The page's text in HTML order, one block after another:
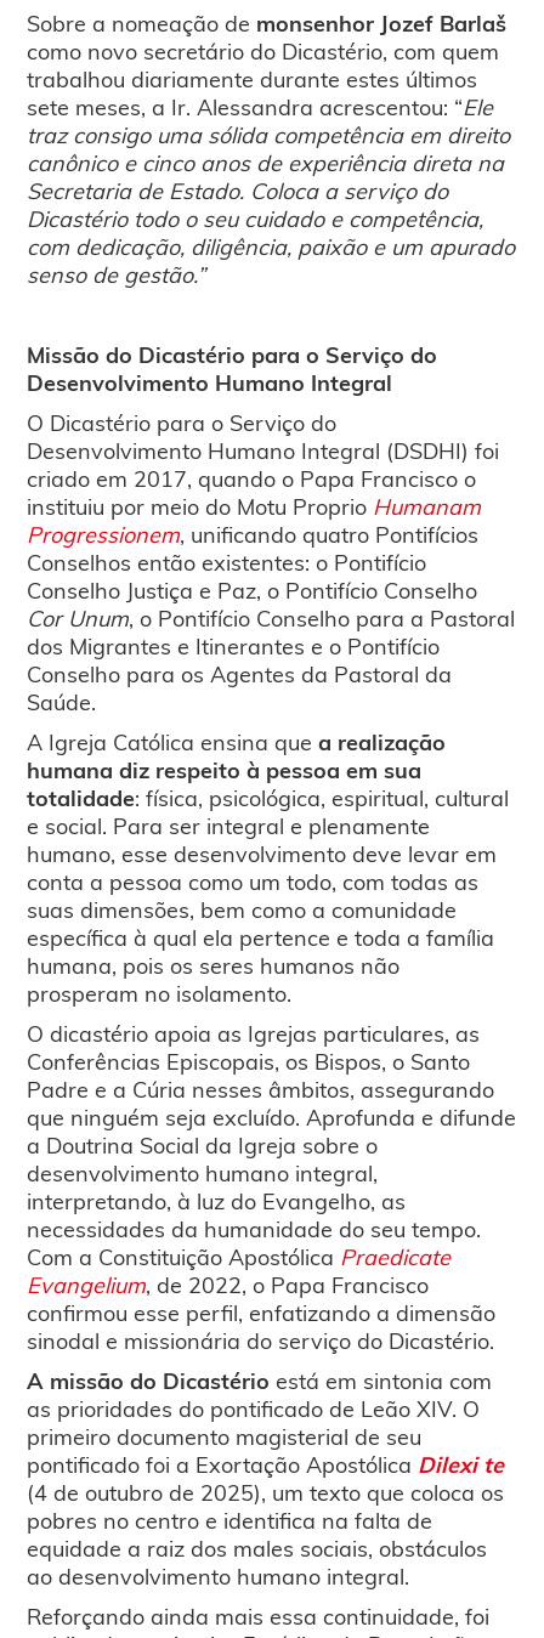
Sobre a nomeação de monsenhor Jozef Barlaš
como novo secretário do Dicastério, com quem
trabalhou diariamente durante estes últimos
sete meses, a Ir. Alessandra acrescentou: “Ele
traz consigo uma sólida competência em direito
canônico e cinco anos de experiência direta na
Secretaria de Estado. Coloca a serviço do
Dicastério todo o seu cuidado e competência,
com dedicação, diligência, paixão e um apurado
senso de gestão.”
Missão do Dicastério para o Serviço do
Desenvolvimento Humano Integral
O Dicastério para o Serviço do
Desenvolvimento Humano Integral (DSDHI) foi
criado em 2017, quando o Papa Francisco o
instituiu por meio do Motu Proprio Humanam
Progressionem, unificando quatro Pontifícios
Conselhos então existentes: o Pontifício
Conselho Justiça e Paz, o Pontifício Conselho
Cor Unum, o Pontifício Conselho para a Pastoral
dos Migrantes e Itinerantes e o Pontifício
Conselho para os Agentes da Pastoral da
Saúde.
A Igreja Católica ensina quea realização
humana diz respeito à pessoa em sua
totalidade: física, psicológica, espiritual, cultural
e social. Para ser integral e plenamente
humano, esse desenvolvimento deve levar em
conta a pessoa como um todo, com todas as
suas dimensões, bem como a comunidade
específica à qual ela pertence e toda a família
humana, pois os seres humanos não
prosperam no isolamento.
O dicastério apoia as Igrejas particulares, as
Conferências Episcopais, os Bispos, o Santo
Padre e a Cúria nesses âmbitos, assegurando
que ninguém seja excluído. Aprofunda e difunde
a Doutrina Social da Igreja sobre o
desenvolvimento humano integral,
interpretando, à luz do Evangelho, as
necessidades da humanidade do seu tempo.
Com a Constituição Apostólica Praedicate
Evangelium, de 2022, o Papa Francisco
confirmou esse perfil, enfatizando a dimensão
sinodal e missionária do serviço do Dicastério.
A missão do Dicastérioestá em sintonia com
as prioridades do pontificado de Leão XIV. O
primeiro documento magisterial de seu
pontificado foi a Exortação Apostólica Dilexi te
(4 de outubro de 2025), um texto que coloca os
pobres no centro e identifica na falta de
equidade a raiz dos males sociais, obstáculos
ao desenvolvimento humano integral.
Reforçando ainda mais essa continuidade, foi